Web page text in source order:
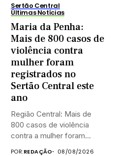
Sertão Central
Últimas Notícias
Maria da Penha:
Mais de 800 casos de
violência contra
mulher foram
registrados no
Sertão Central este
ano
Região Central: Mais de
800 casos de violência
contra a mulher foram...
POR:REDAÇÃO 08/08/2026